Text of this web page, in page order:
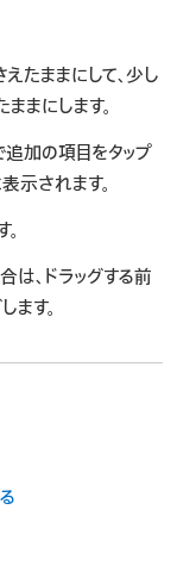
たままにして、少し
まにします。
加の項目をタップ
示されます。
、ドラッグする前
ます。